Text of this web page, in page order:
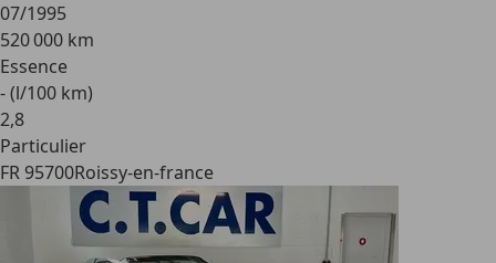
07/1995
520 000 km
Essence
- (l/100 km)
2,8
Particulier
FR 95700Roissy-en-france